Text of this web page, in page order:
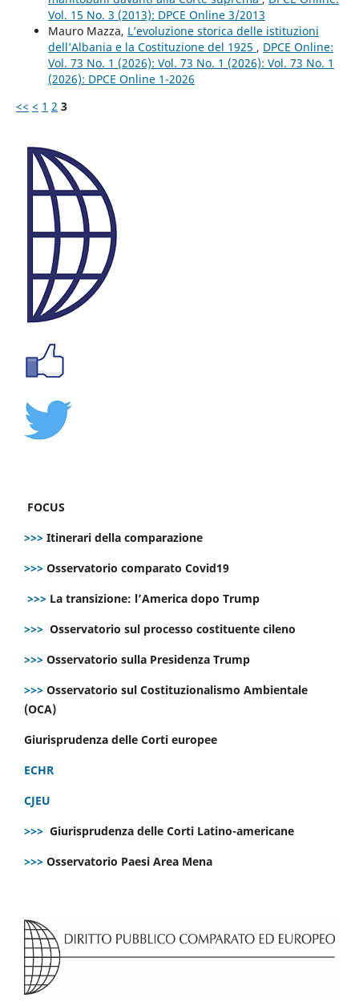
Vol. 15 No. 3 (2013): DPCE Online 3/2013
Mauro Mazza, L’evoluzione storica delle istituzioni
dell’Albania e la Costituzione del 1925 , DPCE Online:
Vol. 73 No. 1 (2026): Vol. 73 No. 1 (2026): Vol. 73 No. 1
(2026): DPCE Online 1-2026
<< < 1 2 3
FOCUS
>>> Itinerari della comparazione
>>> Osservatorio comparato Covid19
>>> La transizione: l’America dopo Trump
>>> Osservatorio sul processo costituente cileno
>>> Osservatorio sulla Presidenza Trump
>>> Osservatorio sul Costituzionalismo Ambientale
(OCA)
Giurisprudenza delle Corti europee
ECHR
CJEU
>>> Giurisprudenza delle Corti Latino-americane
>>> Osservatorio Paesi Area Mena